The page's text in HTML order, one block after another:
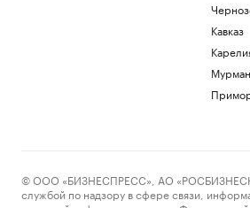
Кавказ
© ООО «БИЗНЕСПРЕСС», АО
службой по надзору в сфере связи,